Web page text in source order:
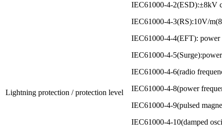
Lightning protection / protection level
IEC61000-4-2(ESD):±8kV
IEC61000-4-3(RS):10V/
IEC61000-4-4(EFT):
IEC61000-4-
IEC61000-4-6(radio
IEC61000-4-8(power
IEC61000-4-9(pulsed
IEC61000-4-10(damped